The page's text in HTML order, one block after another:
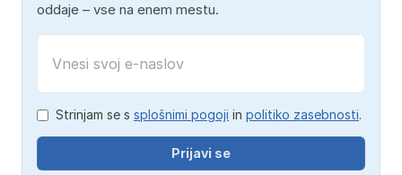
oddaje – vse na enem mestu.
Strinjam se s splošnimi pogoji in politiko zasebnosti.
Prijavi se